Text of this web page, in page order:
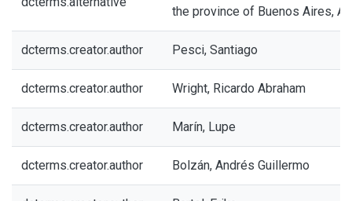
the province of Buenos Aires,
dcterms.creator.author Pesci, Santiago
dcterms.creator.author Wright, Ricardo Abraham
dcterms.creator.author Marín, Lupe
dcterms.creator.author Bolzán, Andrés Guillermo